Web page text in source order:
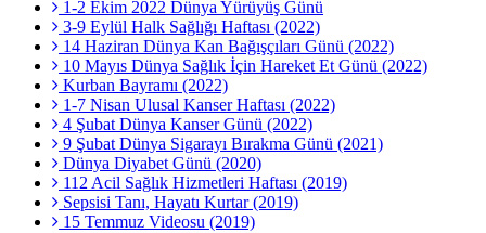
1-2 Ekim 2022 Dünya Yürüyüş Günü
3-9 Eylül Halk Sağlığı Haftası (2022)
14 Haziran Dünya Kan Bağışçıları Günü (2022)
10 Mayıs Dünya Sağlık İçin Hareket Et Günü (2022)
Kurban Bayramı (2022)
1-7 Nisan Ulusal Kanser Haftası (2022)
4 Şubat Dünya Kanser Günü (2022)
9 Şubat Dünya Sigarayı Bırakma Günü (2021)
Dünya Diyabet Günü (2020)
112 Acil Sağlık Hizmetleri Haftası (2019)
Sepsisi Tanı, Hayatı Kurtar (2019)
15 Temmuz Videosu (2019)